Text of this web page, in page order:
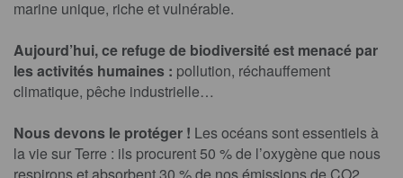
marine unique, riche et vulnérable.
Aujourd’hui, ce refuge de biodiversité est menacé par
les activités humaines : pollution, réchauffement
climatique, pêche industrielle…
Nous devons le protéger ! Les océans sont essentiels à
la vie sur Terre : ils procurent 50 % de l’oxygène que nous
respirons et absorbent 30 % de nos émissions de CO2.